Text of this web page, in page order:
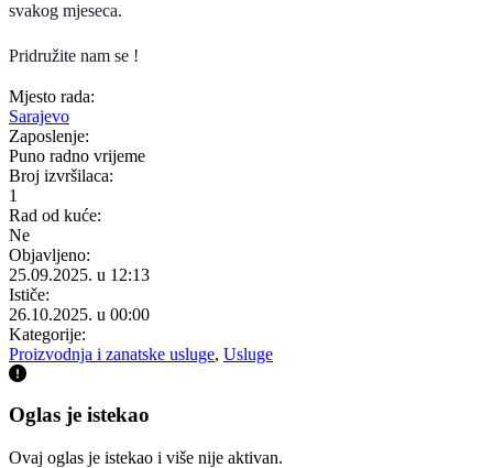
svakog mjeseca.
Pridružite nam se !
Mjesto rada:
Sarajevo
Zaposlenje:
Puno radno vrijeme
Broj izvršilaca:
1
Rad od kuće:
Ne
Objavljeno:
25.09.2025. u 12:13
Ističe:
26.10.2025. u 00:00
Kategorije:
Proizvodnja i zanatske usluge, Usluge
Oglas je istekao
Ovaj oglas je istekao i više nije aktivan.